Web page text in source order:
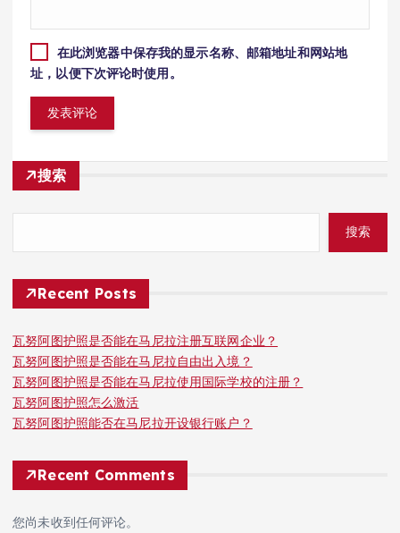
在此浏览器中保存我的显示名称、邮箱地址和网站地
址，以便下次评论时使用。
搜索
搜索
Recent Posts
瓦努阿图护照是否能在马尼拉注册互联网企业？
瓦努阿图护照是否能在马尼拉自由出入境？
瓦努阿图护照是否能在马尼拉使用国际学校的注册？
瓦努阿图护照怎么激活
瓦努阿图护照能否在马尼拉开设银行账户？
Recent Comments
您尚未收到任何评论。